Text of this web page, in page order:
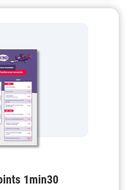
1min30